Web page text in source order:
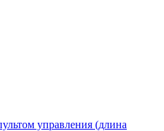
управления (длина